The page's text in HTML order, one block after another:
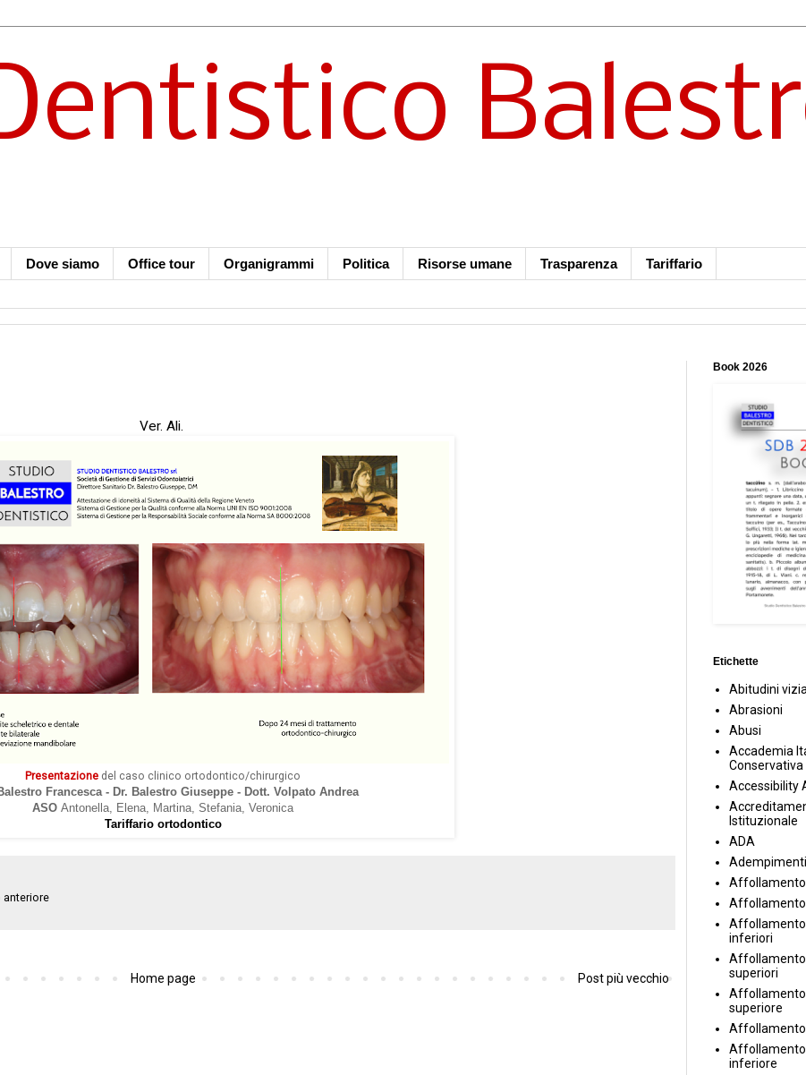
Dove siamo Office tour Organigrammi Politica Risorse umane Trasparenza Tariffario
Ver. Ali.
Presentazione del caso clinico ortodontico/chirurgico
Francesca - Dr. Balestro Giuseppe - Dott. Volpato Andrea
ASO Antonella, Elena, Martina, Stefania, Veronica
Tariffario ortodontico
anteriore
Post più vecchio
Home page
Book 2026
Etichette
Abitudini
Abrasioni
Abusi
Accademia
Conservativa
Accessibility
Istituzionale
ADA
Adempimenti
Affollamento
inferiori
Affollamento
superiori
Affollamento
superiore
inferiore